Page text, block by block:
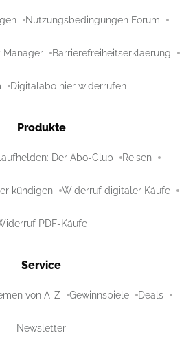
Nutzungsbedingungen Forum
Manager Barrierefreiheitserklaerung
Digitalabo hier widerrufen
Produkte
Der Abo-Club Reisen
kündigen Widerruf digitaler Käufe
PDF-Käufe
Service
von A-Z Gewinnspiele Deals
Newsletter